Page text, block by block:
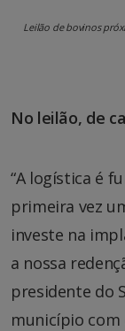
Leilão de bovinos
No leilão, de
“A logística é
primeira vez
investe na
a nossa
presidente do
município